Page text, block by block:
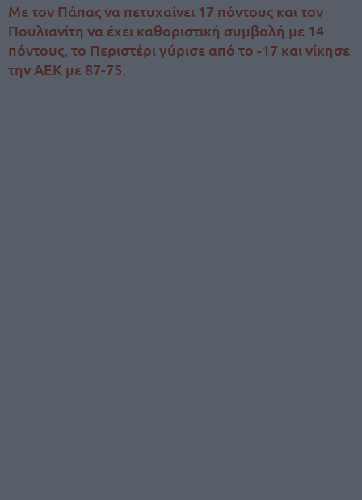
Με τον Πάπας να πετυχαίνει 17 πόντους και τον
Πουλιανίτη να έχει καθοριστική συμβολή με 14
πόντους, το Περιστέρι γύρισε από το -17 και νίκησε
την ΑΕΚ με 87-75.